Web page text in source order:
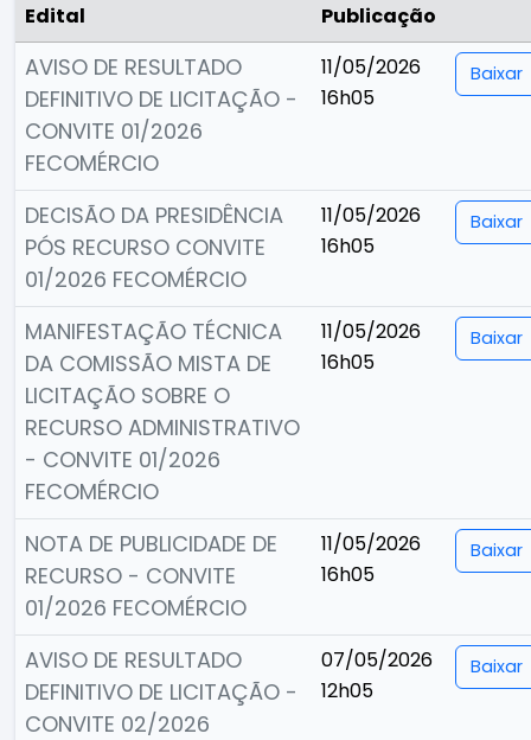
Edital
Publicação
AVISO DE RESULTADO
DEFINITIVO DE LICITAÇÃO -
CONVITE 01/2026
FECOMÉRCIO
11/05/2026
16h05
Baixar
DECISÃO DA PRESIDÊNCIA
PÓS RECURSO CONVITE
01/2026 FECOMÉRCIO
11/05/2026
16h05
Baixar
MANIFESTAÇÃO TÉCNICA
DA COMISSÃO MISTA DE
LICITAÇÃO SOBRE O
RECURSO ADMINISTRATIVO
- CONVITE 01/2026
FECOMÉRCIO
11/05/2026
16h05
Baixar
NOTA DE PUBLICIDADE DE
RECURSO - CONVITE
01/2026 FECOMÉRCIO
11/05/2026
16h05
Baixar
AVISO DE RESULTADO
DEFINITIVO DE LICITAÇÃO -
CONVITE 02/2026
07/05/2026
12h05
Baixar